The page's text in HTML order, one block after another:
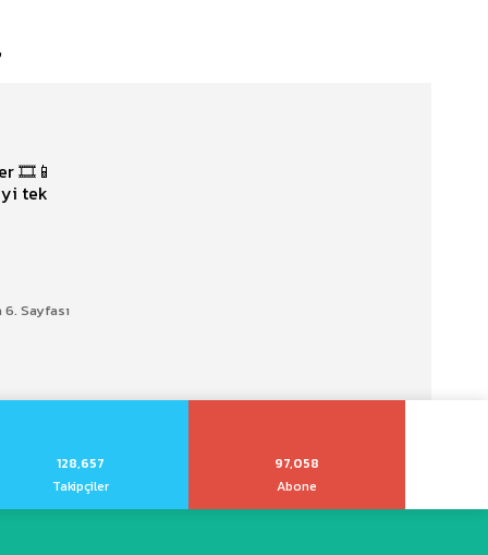
🎞️📱
tek
Sayfası
128,657
Takipçiler
97,058
Abone